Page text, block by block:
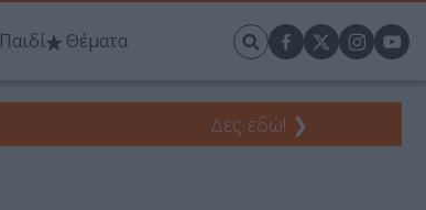
Παιδί Θέματα
Δες εδώ! ❯